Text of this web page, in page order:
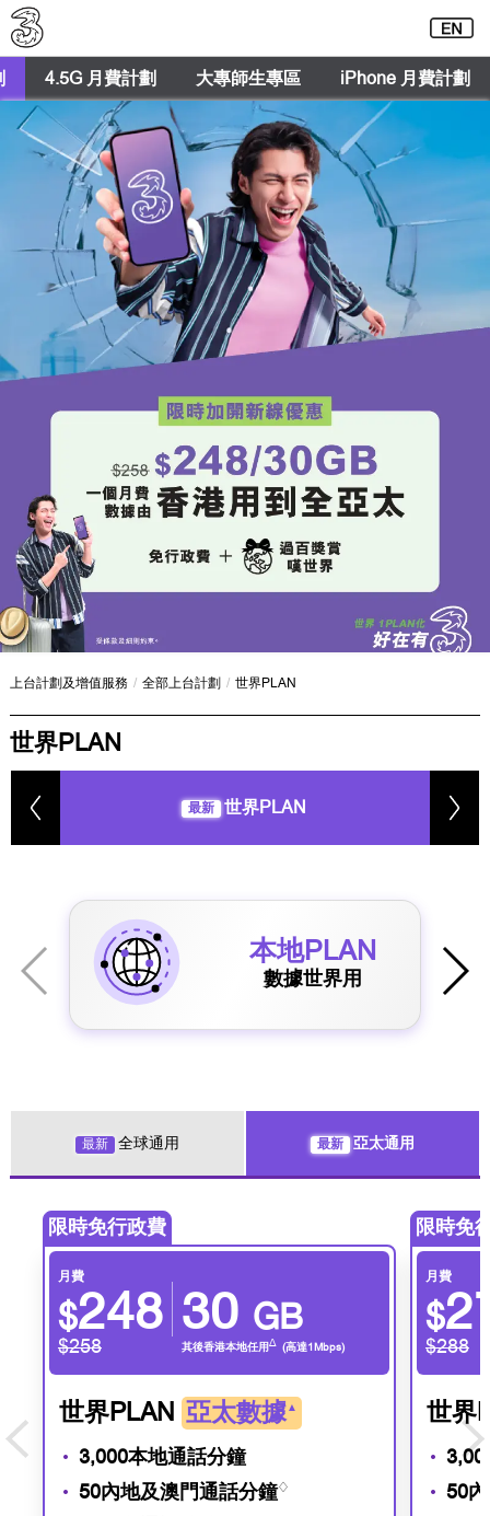
4.5G 月費計劃 大專師生專區 iPhone 月費計劃
上台計劃及增值服務 / 全部上台計劃 / 世界PLAN
世界PLAN
最新 世界PLAN
本地PLAN
數據世界用
最新 全球通用 最新 亞太通用
限時免行政費
月費
$248
$258
30 GB
其後香港本地任用∆ (高達1Mbps)
世界PLAN 亞太數據▲
3,000本地通話分鐘
50內地及澳門通話分鐘♢
限時免
月費
$
$288
世界
50